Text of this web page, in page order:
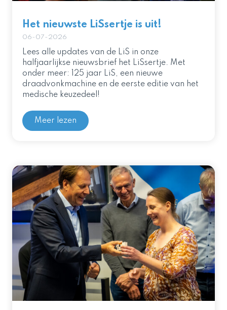
Het nieuwste LiSsertje is uit!
06-07-2026
Lees alle updates van de LiS in onze
halfjaarlijkse nieuwsbrief het LiSsertje. Met
onder meer: 125 jaar LiS, een nieuwe
draadvonkmachine en de eerste editie van het
medische keuzedeel!
Meer lezen